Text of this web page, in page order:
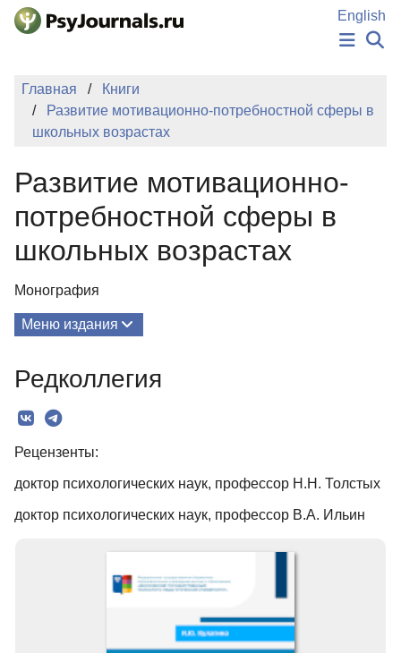
Перейти к основному содержанию
English
ПОДАТЬ РУКОПИСЬ
КЛЮЧЕВЫЕ СЛОВА
Главная
Книги
Развитие мотивационно-потребностной сферы в
школьных возрастах
Развитие мотивационно-
потребностной сферы в
школьных возрастах
Монография
Меню издания
Редколлегия
Текст
Редколлегия
Рецензенты:
доктор психологических наук, профессор Н.Н. Толстых
доктор психологических наук, профессор В.А. Ильин